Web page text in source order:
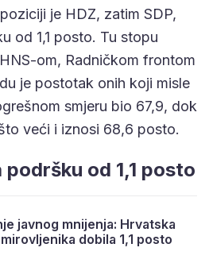
je HDZ, zatim SDP,
od 1,1 posto. Tu stopu
om, Radničkom frontom
je postotak onih koji misle
smjeru bio 67,9, dok
veći i iznosi 68,6 posto.
podršku od 1,1 posto
javnog mnijenja: Hrvatska
dobila 1,1 posto